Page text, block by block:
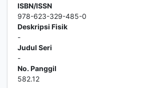
ISBN/ISSN
978-623-329-485-0
Deskripsi Fisik
-
Judul Seri
-
No. Panggil
582.12